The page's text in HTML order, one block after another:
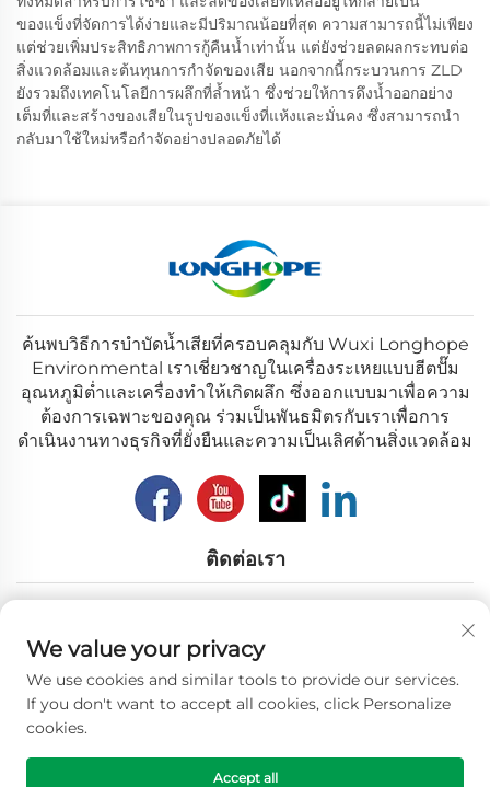
ของแข็งที่จัดการได้ง่ายและมีปริมาณน้อยที่สุด ความสามารถนี้ไม่เพียง
แต่ช่วยเพิ่มประสิทธิภาพการกู้คืนน้ำเท่านั้น แต่ยังช่วยลดผลกระทบต่อ
สิ่งแวดล้อมและต้นทุนการกำจัดของเสีย นอกจากนี้กระบวนการ ZLD
ยังรวมถึงเทคโนโลยีการผลึกที่ล้ำหน้า ซึ่งช่วยให้การดึงน้ำออกอย่าง
เต็มที่และสร้างของเสียในรูปของแข็งที่แห้งและมั่นคง ซึ่งสามารถนำ
กลับมาใช้ใหม่หรือกำจัดอย่างปลอดภัยได้
ค้นพบวิธีการบำบัดน้ำเสียที่ครอบคลุมกับ Wuxi Longhope
Environmental เราเชี่ยวชาญในเครื่องระเหยแบบฮีตปั๊ม
อุณหภูมิต่ำและเครื่องทำให้เกิดผลึก ซึ่งออกแบบมาเพื่อความ
ต้องการเฉพาะของคุณ ร่วมเป็นพันธมิตรกับเราเพื่อการ
ดำเนินงานทางธุรกิจที่ยั่งยืนและความเป็นเลิศด้านสิ่งแวดล้อม
ติดต่อเรา
อีเมล:[email protected]
โทรศัพท์: +86-18018310578
ลิขสิทธิ์ © 2025 Wuxi Longhope Environmental co.ltd. สงวน
นโยบายความเป็นส่วนตัว
We value your privacy
We use cookies and similar tools to provide our services.
If you don't want to accept all cookies, click Personalize
cookies.
Accept all